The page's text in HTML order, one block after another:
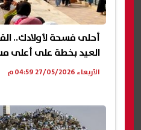
أحلى فسحة لأولادك..
العيد بخطة على أعلى
الأربعاء 27/05/2026 04:59 م